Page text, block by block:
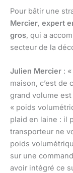
Pour bâtir une
Mercier, expert
gros, qui a
secteur de la
Julien Mercier :
maison, c’est de
grand volume
« poids
plaid en laine : il
transporteur ne
poids
sur une
avoir intégré ce